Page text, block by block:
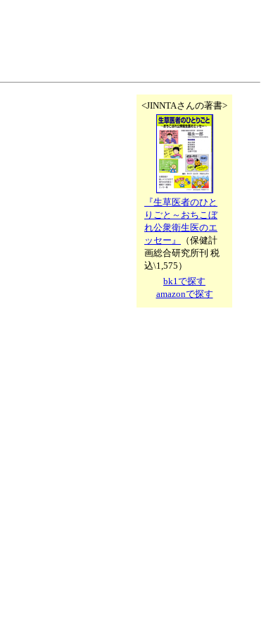
<JINNTAさんの著書>
『生草医者のひと
りごと～おちこぼ
れ公衆衛生医のエ
ッセー』
（保健計
画総合研究所刊 税
込\1,575）
bk1で探す
amazonで探す